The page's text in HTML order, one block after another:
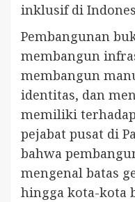
inklusif di
Pembangunan
membangun
membangun
identitas, dan
memiliki
pejabat pusat di
bahwa
mengenal batas
hingga kota-kota